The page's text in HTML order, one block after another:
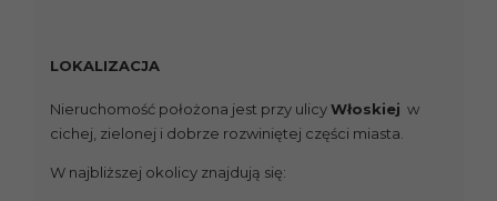
LOKALIZACJA
Nieruchomość położona jest przy ulicyWłoskiej w
cichej, zielonej i dobrze rozwiniętej części miasta.
W najbliższej okolicy znajdują się: